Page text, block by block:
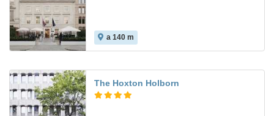
a 140 m
The Hoxton Holborn